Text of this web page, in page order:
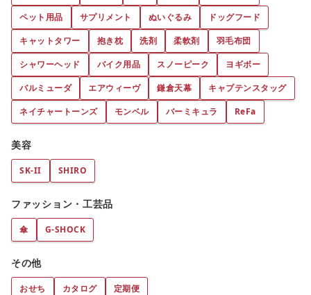
ペット用品
サプリメント ぬいぐるみ
ドッグフード
キャットタワー
抱き枕 洗剤 柔軟剤
羽毛布団
シャワーヘッド
バイク用品 スノーピーク
ヨギボー
バルミューダ
エアウィーヴ 鎌倉天幕
キャプテンスタッグ
ネイチャートーンズ
モンベル バーミキュラ ReFa
美容
SK-II SHIRO
ファッション・工芸品
傘 G-SHOCK
その他
おせち カタログ 定期便